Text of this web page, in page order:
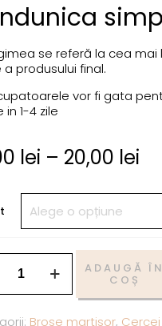
se referă la cea mai
produsului final.
vor fi gata
in 1-4 zile
lei – 20,00 lei
ADAUGĂ ÎN
COȘ
Brose martisor,